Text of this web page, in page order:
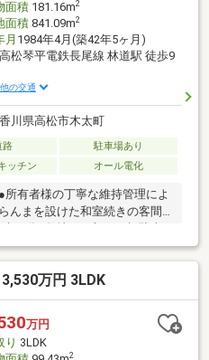
面積181.16m2
面積841.09m2
月 1984年4月(築42年5ヶ月)
高松琴平電鉄長尾線 林道駅 徒歩9
の交通
香川県高松市木太町
路
駐車場あり
ッチン オール電化
有者様の丁寧な維持管理によ
んまを設けた和室続きの客間●
９分●敷地の一部は月極駐車
万円 3LDK
万円
り 3LDK
2